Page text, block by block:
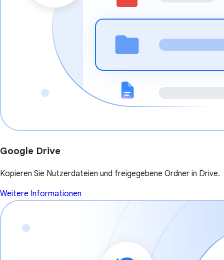
Google Drive
Kopieren Sie Nutzerdateien und freigegebene Ordner in Drive.
Weitere Informationen